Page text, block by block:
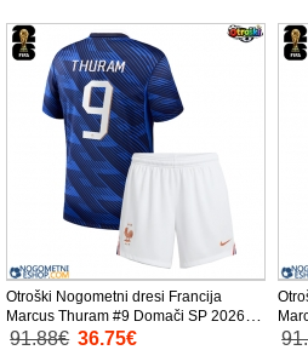
Otroški Nogometni dresi Francija
Marcus Thuram #9 Domači SP 2026
Kratek Rokav (+ Kratke hlače)
91.88€ 36.75€